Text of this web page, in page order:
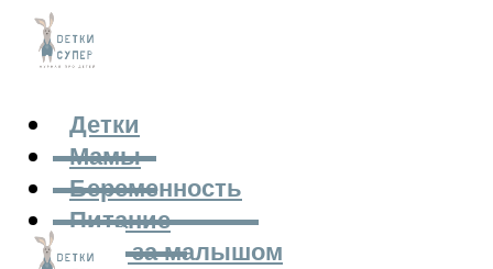
Детки
Мамы
Беременность
Питание
Уход за малышом